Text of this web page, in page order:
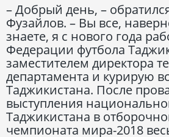
– Добрый день, –
Фузайлов. – Вы все,
знаете, я с нового года
Федерации футбола
заместителем директора
департамента и курирую
Таджикистана. После
выступления
Таджикистана в
чемпионата мира-2018